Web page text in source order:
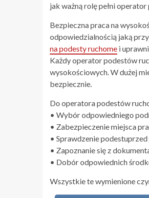
jak ważną rolę pełni
Bezpieczna praca na
odpowiedzialnością jaką
na podesty ruchome i
Każdy operator podestów
wysokościowych. W dużej
bezpiecznie.
Do operatora podestów
• Wybór odpowiedniego
• Zabezpieczenie miejsca
• Sprawdzenie
• Zapoznanie się z
• Dobór odpowiednich
Wszystkie te wymienione